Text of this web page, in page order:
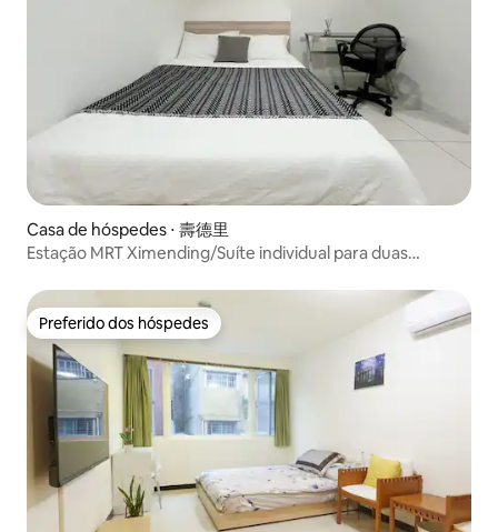
Casa de hóspedes ⋅ 壽德里
Estação MRT Ximending/Suíte individual para duas
Ximending
Preferido dos hóspedes
Preferido dos hóspedes